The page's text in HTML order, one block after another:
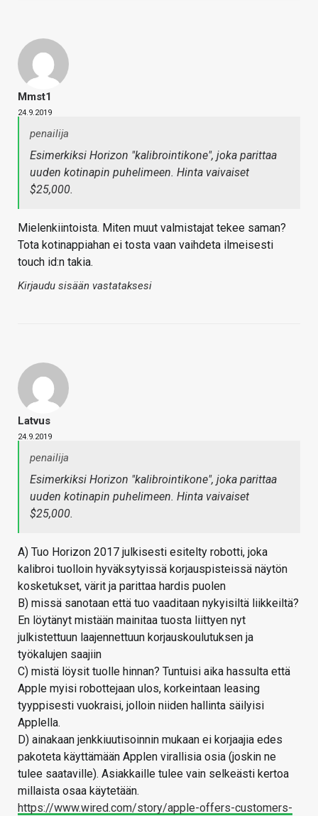
Mmst1
24.9.2019
penailija
Esimerkiksi Horizon "kalibrointikone", joka parittaa
uuden kotinapin puhelimeen. Hinta vaivaiset
$25,000.
Mielenkiintoista. Miten muut valmistajat tekee saman?
Tota kotinappiahan ei tosta vaan vaihdeta ilmeisesti
touch id:n takia.
Kirjaudu sisään vastataksesi
Latvus
24.9.2019
penailija
Esimerkiksi Horizon "kalibrointikone", joka parittaa
uuden kotinapin puhelimeen. Hinta vaivaiset
$25,000.
A) Tuo Horizon 2017 julkisesti esitelty robotti, joka
kalibroi tuolloin hyväksytyissä korjauspisteissä näytön
kosketukset, värit ja parittaa hardis puolen
B) missä sanotaan että tuo vaaditaan nykyisiltä liikkeiltä?
En löytänyt mistään mainitaa tuosta liittyen nyt
julkistettuun laajennettuun korjauskoulutuksen ja
työkalujen saajiin
C) mistä löysit tuolle hinnan? Tuntuisi aika hassulta että
Apple myisi robottejaan ulos, korkeintaan leasing
tyyppisesti vuokraisi, jolloin niiden hallinta säilyisi
Applella.
D) ainakaan jenkkiuutisoinnin mukaan ei korjaajia edes
pakoteta käyttämään Applen virallisia osia (joskin ne
tulee saataville). Asiakkaille tulee vain selkeästi kertoa
millaista osaa käytetään.
https://www.wired.com/story/apple-offers-customers-